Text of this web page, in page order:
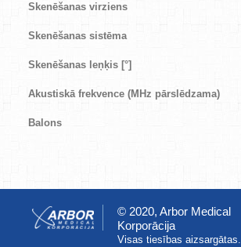
Skenēšanas virziens
Skenēšanas sistēma
Skenēšanas leņķis [°]
Akustiskā frekvence (MHz pārslēdzama)
Balons
© 2020, Arbor Medical
Korporācija
Visas tiesības aizsargātas.